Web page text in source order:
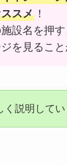
スメ ！
施設名を押
を見ること
く説明してい